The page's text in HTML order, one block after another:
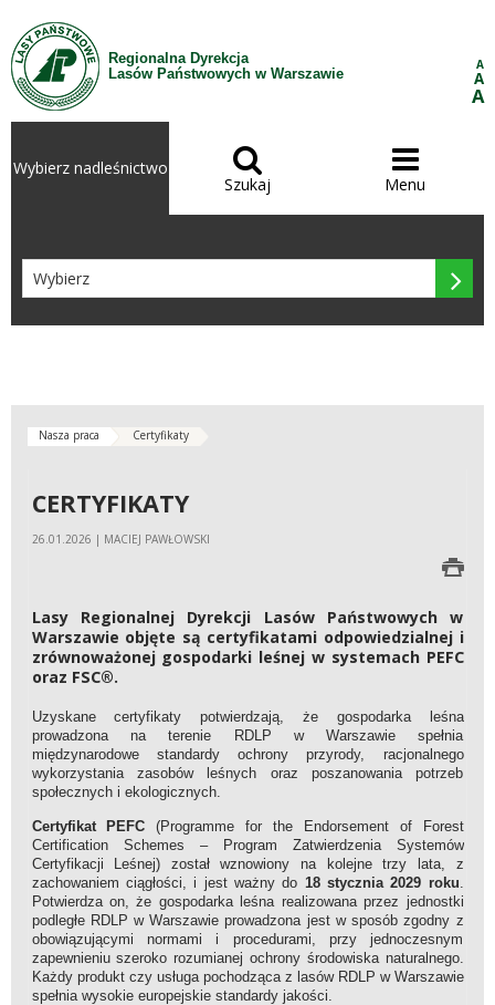
Przejdź do treści
Regionalna Dyrekcja
Lasów Państwowych w Warszawie
A
A
A
Wybierz nadleśnictwo 
Szukaj

Menu

Nasza praca Certyfikaty
CERTYFIKATY
26.01.2026 | MACIEJ PAWŁOWSKI
Lasy Regionalnej Dyrekcji Lasów Państwowych w
Warszawie objęte są certyfikatami odpowiedzialnej i
zrównoważonej gospodarki leśnej w systemach PEFC
oraz FSC®.
Uzyskane certyfikaty potwierdzają, że gospodarka leśna
prowadzona na terenie RDLP w Warszawie spełnia
międzynarodowe standardy ochrony przyrody, racjonalnego
wykorzystania zasobów leśnych oraz poszanowania potrzeb
społecznych i ekologicznych.
Certyfikat PEFC (Programme for the Endorsement of Forest
Certification Schemes – Program Zatwierdzenia Systemów
Certyfikacji Leśnej) został wznowiony na kolejne trzy lata, z
zachowaniem ciągłości, i jest ważny do 18 stycznia 2029 roku
Potwierdza on, że gospodarka leśna realizowana przez jednostki
podległe RDLP w Warszawie prowadzona jest w sposób zgodny z
obowiązującymi normami i procedurami, przy jednoczesnym
zapewnieniu szeroko rozumianej ochrony środowiska naturalnego.
Każdy produkt czy usługa pochodząca z lasów RDLP w Warszawie
spełnia wysokie europejskie standardy jakości.